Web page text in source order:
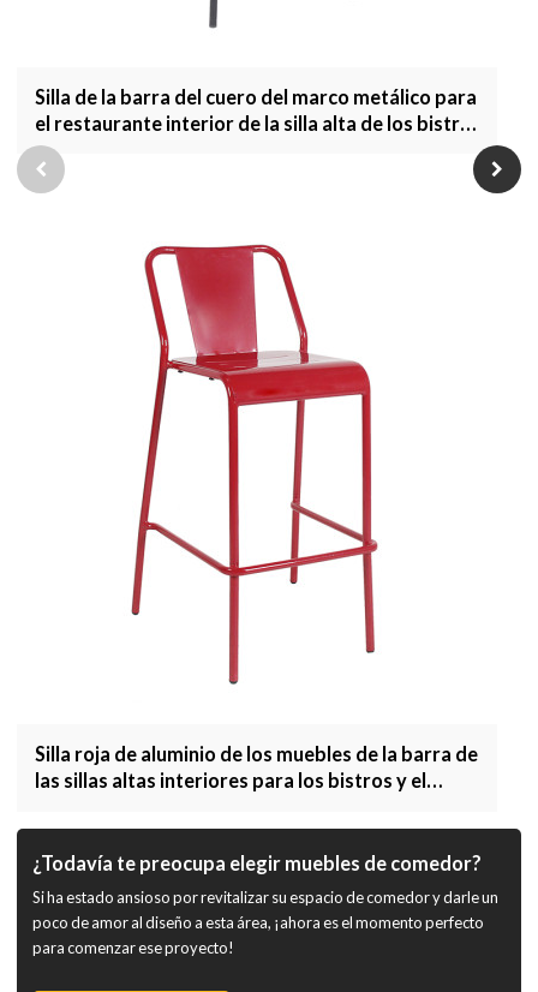
Silla de la barra del cuero del marco metálico para
el restaurante interior de la silla alta de los bistró
que cena los muebles
Silla roja de aluminio de los muebles de la barra de
las sillas altas interiores para los bistros y el
¿Todavía te preocupa elegir muebles de comedor?
Si ha estado ansioso por revitalizar su espacio de comedor y darle un
poco de amor al diseño a esta área, ¡ahora es el momento perfecto
para comenzar ese proyecto!